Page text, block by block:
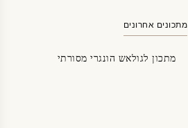
מתכונים אחרונים
מתכון לגולאש הונגרי מסורתי